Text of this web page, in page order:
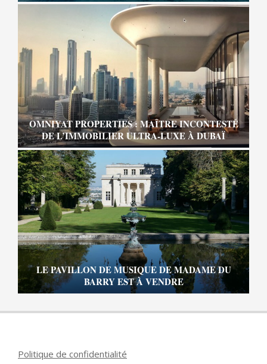
OMNIYAT PROPERTIES : MAÎTRE INCONTESTÉ
DE L’IMMOBILIER ULTRA-LUXE À DUBAÏ
LE PAVILLON DE MUSIQUE DE MADAME DU
BARRY EST À VENDRE
Politique de confidentialité